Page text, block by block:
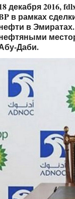
декабря 2016,
в рамках
в
Даби.